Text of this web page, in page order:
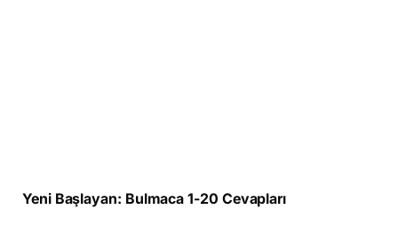
Yeni Başlayan: Bulmaca 1-20 Cevapları